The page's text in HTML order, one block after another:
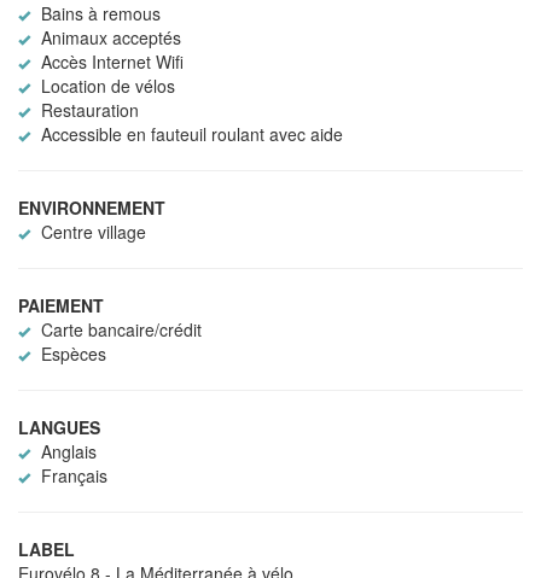
Bains à remous
Animaux acceptés
Accès Internet Wifi
Location de vélos
Restauration
Accessible en fauteuil roulant avec aide
ENVIRONNEMENT
Centre village
PAIEMENT
Carte bancaire/crédit
Espèces
LANGUES
Anglais
Français
LABEL